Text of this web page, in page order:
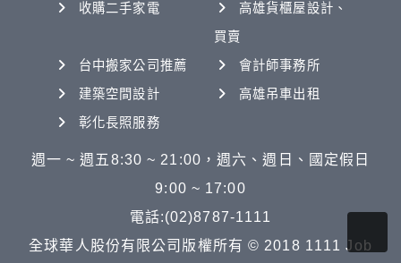
收購二手家電
高雄貨櫃屋設計、
買賣
台中搬家公司推薦
會計師事務所
建築空間設計
高雄吊車出租
彰化長照服務
週一 ~ 週五8:30 ~ 21:00，週六、週日、國定假日
9:00 ~ 17:00
電話:(02)8787-1111
全球華人股份有限公司版權所有 © 2018 1111 Job